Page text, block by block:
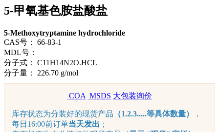
5-甲氧基色胺盐酸盐
5-Methoxytryptamine hydrochloride
CAS号：
66-83-1
MDL号：
分子式：
C11H14N2O.HCL
分子量：
226.70 g/mol
COA MSDS 大包装询价
库存状态为分装好的现货产品 （1.2.3.....等具体数量）
，
每日16:00前订单当天发出 ；